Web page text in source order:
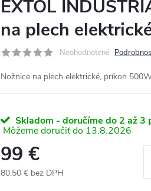
EXTOL
na plech
Neohodnotené
Nožnice na plech elektrické, príkon
Skladom - doručíme do 2 až 3
13.8.2026
99 €
80.50 € bez DPH